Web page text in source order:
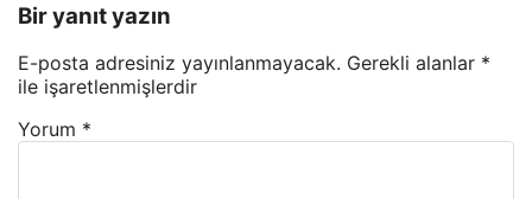
Bir yanıt yazın
E-posta adresiniz yayınlanmayacak. Gerekli alanlar *
ile işaretlenmişlerdir
Yorum *